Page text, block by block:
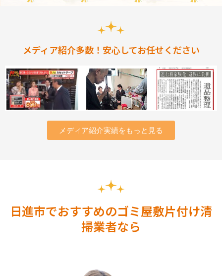
メディア紹介多数！安心してお任せください
メディア紹介実績をもっと見る
日進市でおすすめのゴミ屋敷片付け清
掃業者なら